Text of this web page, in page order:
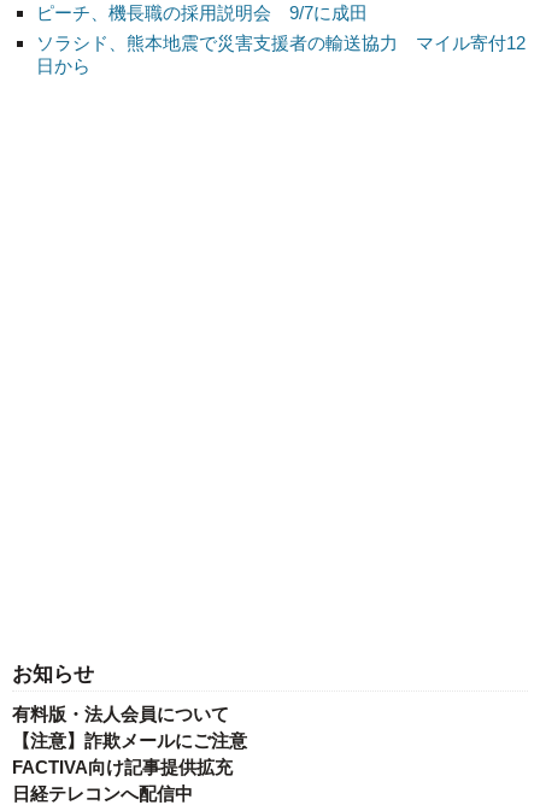
ピーチ、機長職の採用説明会 9/7に成田
ソラシド、熊本地震で災害支援者の輸送協力 マイル寄付12
日から
お知らせ
有料版・法人会員について
【注意】詐欺メールにご注意
FACTIVA向け記事提供拡充
日経テレコンへ配信中